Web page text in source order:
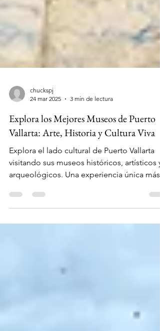
chuckspj
24 mar 2025
3 min de lectura
Explora los Mejores Museos de Puerto
Vallarta: Arte, Historia y Cultura Viva
Explora el lado cultural de Puerto Vallarta
visitando sus museos históricos, artísticos y